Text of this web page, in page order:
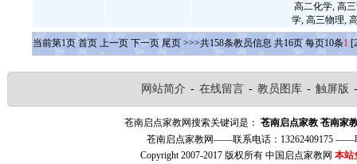
高二化学, 高
学, 高三物理,
当前第1页 首页 上一页 下一页 尾页 >>>共158条教员信息 共16页 每页10条1
网站简介 - 在线留言 - 教员图库 - 触屏版
苍南启点家教网搜索关键词是： 苍南启点家教 苍南家
苍南启点家教网——联系电话：13262409175
Copyright 2007-2017 版权所有 中国启点家教网 本站